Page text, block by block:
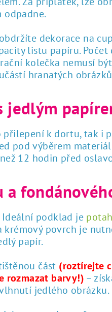
odpadne.
dekorace na
listu papíru. Počet
kolečka nemusí
hranatých
jedlým
přilepení k dortu, tak i
pod výběrem
12 hodin před
a
podklad je
krémový povrch je
papír.
část (roztírejte
rozmazat barvy!) –
jedlého obrázku.